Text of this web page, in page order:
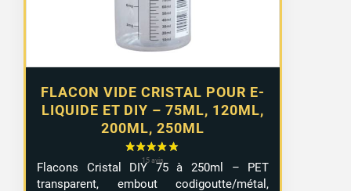
FLACON VIDE CRISTAL POUR E-
LIQUIDE ET DIY – 75ML, 120ML,
200ML, 250ML
4,99 €
Flacons Cristal DIY 75 à 250ml – PET
transparent, embout codigoutte/métal,